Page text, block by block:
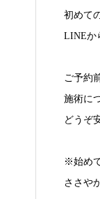
初めて
LINEか
ご予約
施術に
どうぞ
※始め
ささや